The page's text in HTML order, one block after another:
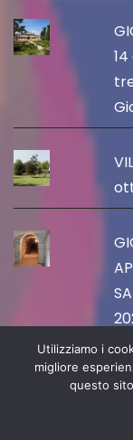
I
Utilizziamo i
migliore
questo